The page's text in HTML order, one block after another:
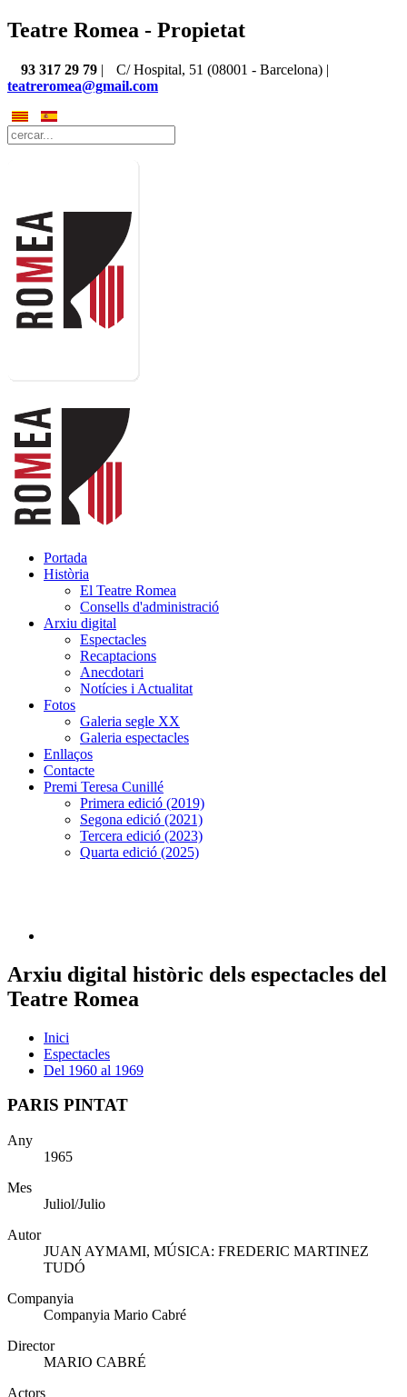
Teatre Romea - Propietat
93 317 29 79 |
C/ Hospital, 51 (08001 - Barcelona) |
teatreromea@gmail.com
Portada
Història
El Teatre Romea
Consells d'administració
Arxiu digital
Espectacles
Recaptacions
Anecdotari
Notícies i Actualitat
Fotos
Galeria segle XX
Galeria espectacles
Enllaços
Contacte
Premi Teresa Cunillé
Primera edició (2019)
Segona edició (2021)
Tercera edició (2023)
Quarta edició (2025)
Arxiu digital històric dels espectacles del
Teatre Romea
Inici
Espectacles
Del 1960 al 1969
PARIS PINTAT
Any
1965
Mes
Juliol/Julio
Autor
JUAN AYMAMI, MÚSICA: FREDERIC MARTINEZ
TUDÓ
Companyia
Companyia Mario Cabré
Director
MARIO CABRÉ
Actors